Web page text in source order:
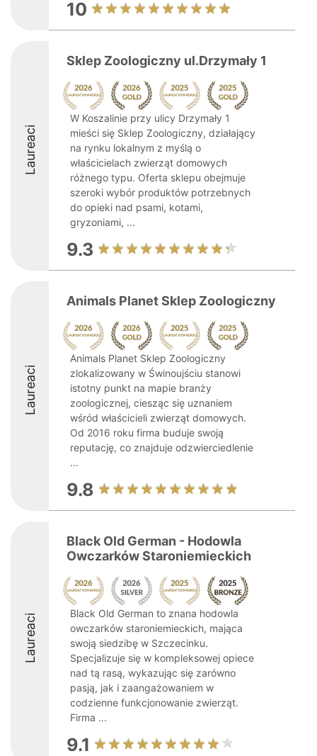
10
Laureaci
Sklep Zoologiczny ul.Drzymały 1
W Koszalinie przy ulicy Drzymały 1
mieści się Sklep Zoologiczny, działający
na rynku lokalnym z myślą o
właścicielach zwierząt domowych
różnego typu. Oferta sklepu obejmuje
szeroki wybór produktów potrzebnych
do opieki nad psami, kotami,
gryzoniami, ...
9.3
Laureaci
Animals Planet Sklep Zoologiczny
Animals Planet Sklep Zoologiczny
zlokalizowany w Świnoujściu stanowi
istotny punkt na mapie branży
zoologicznej, ciesząc się uznaniem
wśród właścicieli zwierząt domowych.
Od 2016 roku firma buduje swoją
reputację, co znajduje odzwierciedlenie
...
9.8
Laureaci
Black Old German - Hodowla
Owczarków Staroniemieckich
Black Old German to znana hodowla
owczarków staroniemieckich, mająca
swoją siedzibę w Szczecinku.
Specjalizuje się w kompleksowej opiece
nad tą rasą, wykazując się zarówno
pasją, jak i zaangażowaniem w
codzienne funkcjonowanie zwierząt.
Firma ...
9.1